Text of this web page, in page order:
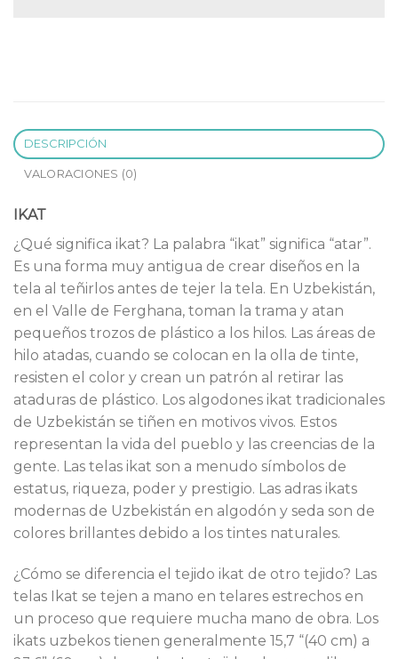
DESCRIPCIÓN
VALORACIONES (0)
IKAT
¿Qué significa ikat? La palabra “ikat” significa “atar”.
Es una forma muy antigua de crear diseños en la
tela al teñirlos antes de tejer la tela. En Uzbekistán,
en el Valle de Ferghana, toman la trama y atan
pequeños trozos de plástico a los hilos. Las áreas de
hilo atadas, cuando se colocan en la olla de tinte,
resisten el color y crean un patrón al retirar las
ataduras de plástico. Los algodones ikat tradicionales
de Uzbekistán se tiñen en motivos vivos. Estos
representan la vida del pueblo y las creencias de la
gente. Las telas ikat son a menudo símbolos de
estatus, riqueza, poder y prestigio. Las adras ikats
modernas de Uzbekistán en algodón y seda son de
colores brillantes debido a los tintes naturales.
¿Cómo se diferencia el tejido ikat de otro tejido? Las
telas Ikat se tejen a mano en telares estrechos en
un proceso que requiere mucha mano de obra. Los
ikats uzbekos tienen generalmente 15,7 “(40 cm) a